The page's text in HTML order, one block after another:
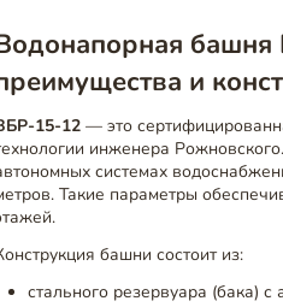
башня
и
15-12 — это
инженера
системах
Такие параметры
башни состоит из:
стального резервуара (бака)